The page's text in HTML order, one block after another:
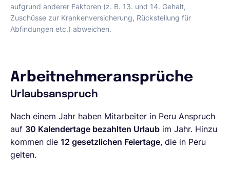
aufgrund anderer Faktoren (z. B. 13. und 14. Gehalt,
Zuschüsse zur Krankenversicherung, Rückstellung für
Abfindungen etc.) abweichen.
Arbeitnehmeransprüche
Urlaubsanspruch
Nach einem Jahr haben Mitarbeiter in Peru Anspruch
auf 30 Kalendertage bezahlten Urlaub im Jahr. Hinzu
kommen die 12 gesetzlichen Feiertage, die in Peru
gelten.